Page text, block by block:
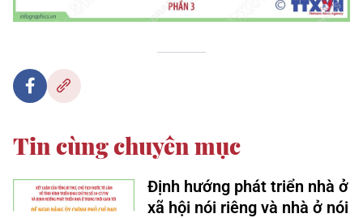
Tin cùng chuyên mục
Định hướng phát triển nhà ở
xã hội nói riêng và nhà ở nói